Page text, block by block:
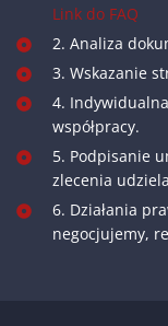
Link do FAQ
2. Analiza
3. Wskazanie
4.
współpracy.
5. Podpisanie
zlecenia
6. Działania
negocjujemy,